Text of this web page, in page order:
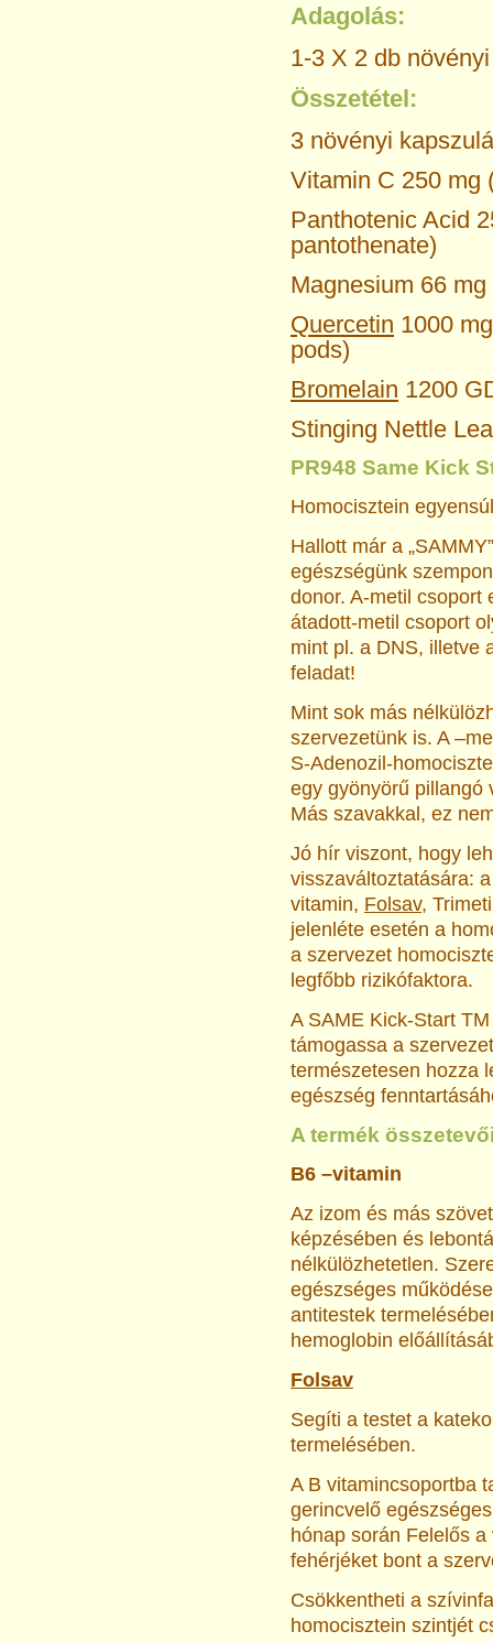
Adagolás:
1-3 X 2 db
Összetétel:
3 növényi
Vitamin C 250 mg
Panthotenic Acid
pantothenate)
Magnesium 66
Quercetin 1000
pods)
Bromelain 1200
Stinging Nettle
PR948 Same Kick
Homocisztein
Hallott már a
egészségünk
donor. A-metil csoport
átadott-metil csoport
mint pl. a DNS, illetve
feladat!
Mint sok más
szervezetünk is. A
S-Adenozil-
egy gyönyörű pillangó
Más szavakkal, ez
Jó hír viszont, hogy
visszaváltoztatására:
vitamin, Folsav,
jelenléte esetén a
a szervezet
legfőbb rizikófaktora.
A SAME Kick-Start
támogassa a
természetesen hozza
egészség
A termék
B6 –vitamin
Az izom és más
képzésében és
nélkülözhetetlen.
egészséges
antitestek
hemoglobin
Folsav
Segíti a testet a
termelésében.
A B vitamincsoportba
gerincvelő
hónap során Felelős
fehérjéket bont a
Csökkentheti a
homocisztein szintjét